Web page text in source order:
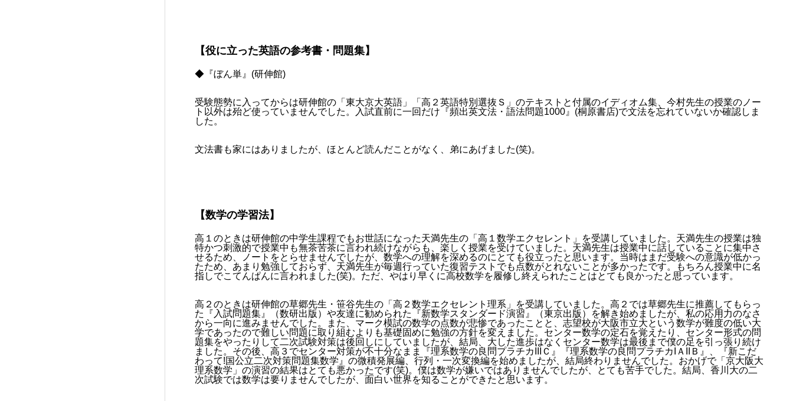
【役に立った英語の参考書・問題集】
◆『ぼん単』(研伸館)
受験態勢に入ってからは研伸館の「東大京大英語」「高２英語特別選抜Ｓ」のテキストと付属のイディオム集、今村先生の授業のノー
ト以外は殆ど使っていませんでした。入試直前に一回だけ『頻出英文法・語法問題1000』(桐原書店)で文法を忘れていないか確認しま
した。
文法書も家にはありましたが、ほとんど読んだことがなく、弟にあげました(笑)。
【数学の学習法】
高１のときは研伸館の中学生課程でもお世話になった天満先生の「高１数学エクセレント」を受講していました。天満先生の授業は独
特かつ刺激的で授業中も無茶苦茶に言われ続けながらも、楽しく授業を受けていました。天満先生は授業中に話していることに集中さ
せるため、ノートをとらせませんでしたが、数学への理解を深めるのにとても役立ったと思います。当時はまだ受験への意識が低かっ
たため、あまり勉強しておらず、天満先生が毎週行っていた復習テストでも点数がとれないことが多かったです。もちろん授業中に名
指しでこてんぱんに言われました(笑)。ただ、やはり早くに高校数学を履修し終えられたことはとても良かったと思っています。
高２のときは研伸館の草郷先生・笹谷先生の「高２数学エクセレント理系」を受講していました。高２では草郷先生に推薦してもらっ
た『入試問題集』（数研出版）や友達に勧められた『新数学スタンダード演習』（東京出版）を解き始めましたが、私の応用力のなさ
から一向に進みませんでした。また、マーク模試の数学の点数が悲惨であったことと、志望校が大阪市立大という数学が難度の低い大
学であったので難しい問題に取り組むよりも基礎固めに勉強の方針を変えました。センター数学の定石を覚えたり、センター形式の問
題集をやったりして二次試験対策は後回しにしていましたが、結局、大した進歩はなくセンター数学は最後まで僕の足を引っ張り続け
ました。その後、高３でセンター対策が不十分なまま『理系数学の良問プラチカIIIＣ』『理系数学の良問プラチカIＡIIＢ』、『新こだ
わって!国公立二次対策問題集数学』の微積発展編、行列・一次変換編を始めましたが、結局終わりませんでした。おかげで「京大阪大
理系数学」の演習の結果はとても悪かったです(笑)。僕は数学が嫌いではありませんでしたが、とても苦手でした。結局、香川大の二
次試験では数学は要りませんでしたが、面白い世界を知ることができたと思います。